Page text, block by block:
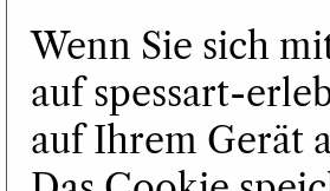
Wenn Sie sich
auf spessart-
auf Ihrem Gerät